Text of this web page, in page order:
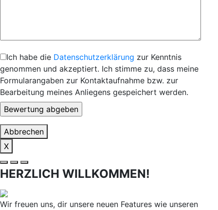
Ich habe die Datenschutzerklärung zur Kenntnis
genommen und akzeptiert. Ich stimme zu, dass meine
Formularangaben zur Kontaktaufnahme bzw. zur
Bearbeitung meines Anliegens gespeichert werden.
Abbrechen
X
HERZLICH WILLKOMMEN!
Wir freuen uns, dir unsere neuen Features wie unseren